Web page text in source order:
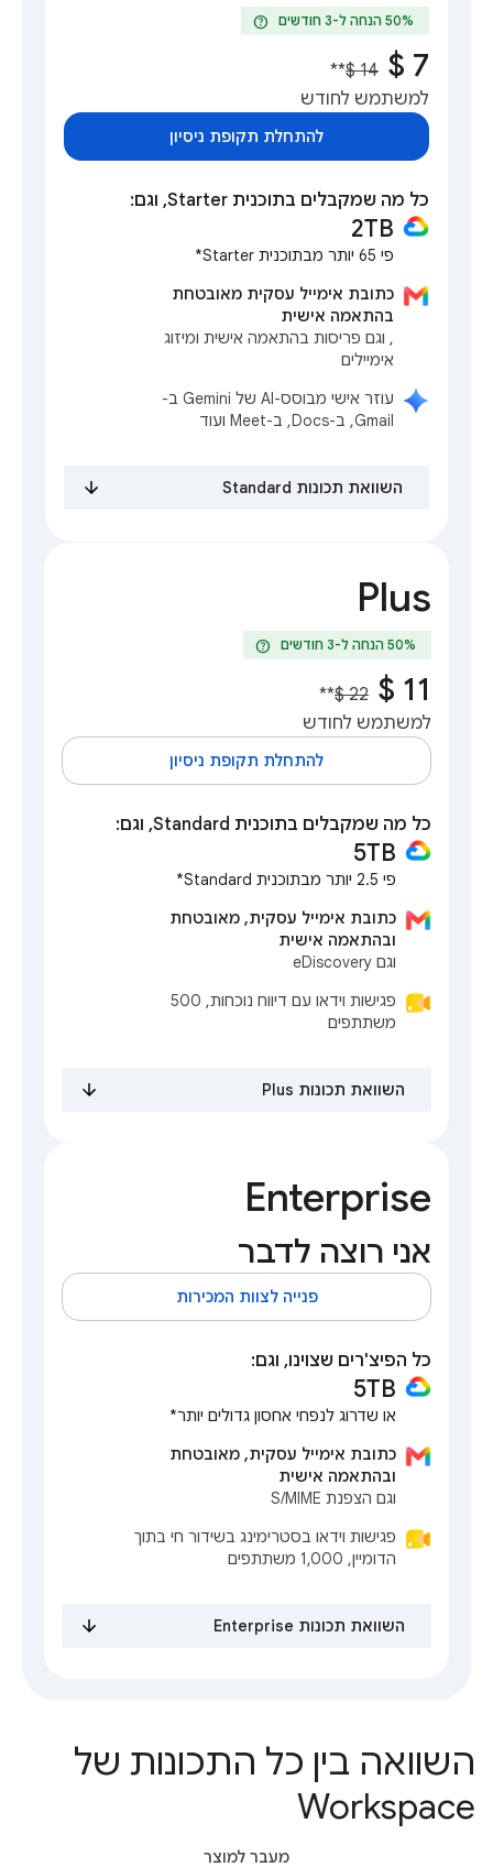
help
**
למשתמש לחודש
להתחלת תקופת ניסיון
כל מה שמקבלים בתוכנית Starter, וגם:
2TB
פי 65 יותר מבתוכנית Starter*
כתובת אימייל עסקית מאובטחת
בהתאמה אישית
, וגם פריסות בהתאמה אישית ומיזוג
אימיילים
עוזר אישי מבוסס-AI של Gemini ב-
Gmail, ב-Docs, ב-Meet ועוד
השוואת תכונות Standard
Plus
help
**
למשתמש לחודש
להתחלת תקופת ניסיון
כל מה שמקבלים בתוכנית Standard, וגם:
5TB
פי 2.5 יותר מבתוכנית Standard*
כתובת אימייל עסקית, מאובטחת
ובהתאמה אישית
וגם eDiscovery
פגישות וידאו עם דיווח נוכחות, 500
משתתפים
השוואת תכונות Plus
Enterprise
אני רוצה לדבר
פנייה לצוות המכירות
כל הפיצ'רים שצוינו, וגם:
5TB
או שדרוג לנפחי אחסון גדולים יותר*
כתובת אימייל עסקית, מאובטחת
ובהתאמה אישית
וגם הצפנת S/MIME
פגישות וידאו בסטרימינג בשידור חי בתוך
הדומיין, 1,000 משתתפים
השוואת תכונות Enterprise
השוואה בין כל התכונות של
Workspace
מעבר למוצר